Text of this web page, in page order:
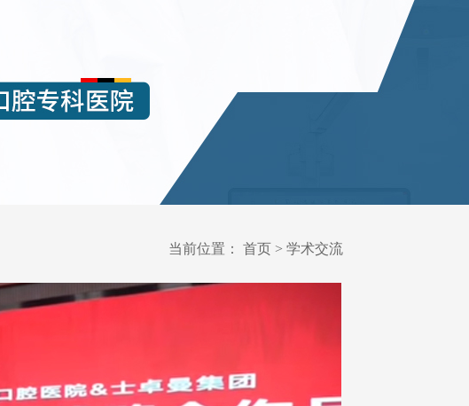
当前位置： 首页 > 学术交流